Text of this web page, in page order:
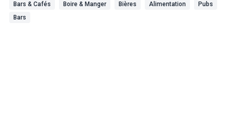
Bars & Cafés Boire & Manger Bières Alimentation
Pubs
Bars